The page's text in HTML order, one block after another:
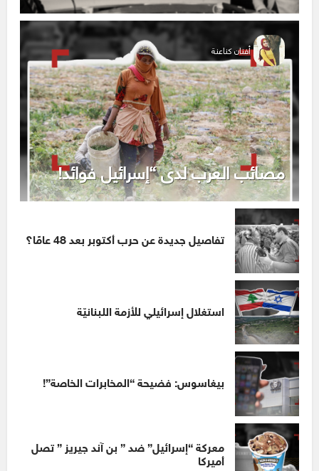
أفنان كناعنة
مصائب العرب لدى “إسرائيل فوائد!
تفاصيل جديدة عن حرب أكتوبر بعد 48 عامًا؟
استغلال إسرائيلي للأزمة اللبنانيّة
بيغاسوس: فضيحة “المخابرات الخاصة”!
معركة “إسرائيل” ضد ” بن آند جيريز ” تصل
أميركا